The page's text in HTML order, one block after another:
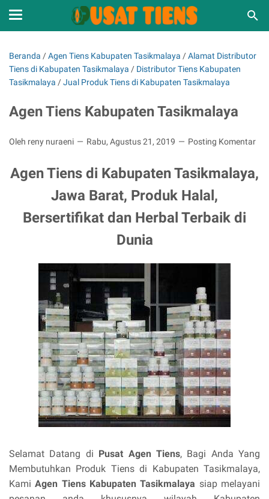
Beranda /Agen Tiens Kabupaten Tasikmalaya /Alamat Distributor
Tiens di Kabupaten Tasikmalaya / Distributor Tiens Kabupaten
Tasikmalaya /Jual Produk Tiens di Kabupaten Tasikmalaya
Agen Tiens Kabupaten Tasikmalaya
Oleh reny nuraeni Rabu, Agustus 21, 2019 Posting Komentar
Agen Tiens di Kabupaten Tasikmalaya,
Jawa Barat, Produk Halal,
Bersertifikat dan Herbal Terbaik di
Dunia
Selamat Datang di Pusat Agen Tiens, Bagi Anda Yang
Membutuhkan Produk Tiens di Kabupaten Tasikmalaya,
KamiAgen Tiens Kabupaten Tasikmalaya siap melayani